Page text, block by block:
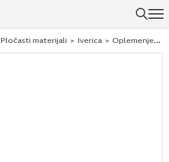
Pločasti materijali > Iverica > Oplemenjena iverica - Univer ploče